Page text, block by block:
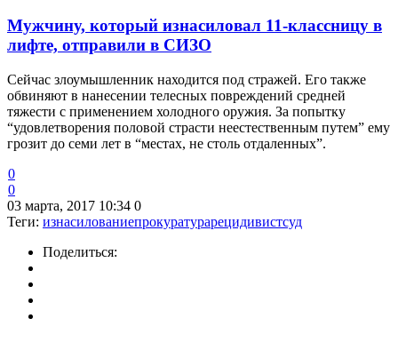
Мужчину, который изнасиловал 11-классницу в
лифте, отправили в СИЗО
Сейчас злоумышленник находится под стражей. Его также
обвиняют в нанесении телесных повреждений средней
тяжести с применением холодного оружия. За попытку
“удовлетворения половой страсти неестественным путем” ему
грозит до семи лет в “местах, не столь отдаленных”.
0
0
03 марта, 2017 10:34 0
Теги: изнасилованиепрокуратурарецидивистсуд
Поделиться: